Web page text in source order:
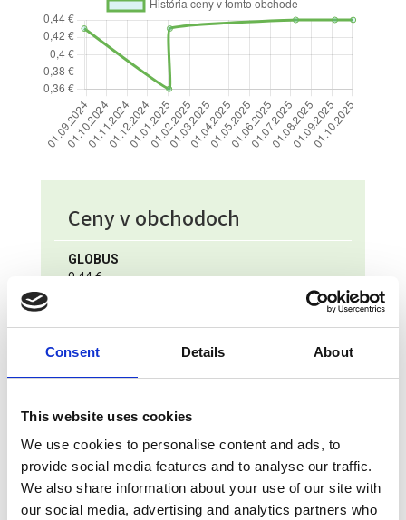
Consent Details About
This website uses cookies
We use cookies to personalise content and ads, to
provide social media features and to analyse our traffic.
We also share information about your use of our site with
our social media, advertising and analytics partners who
Ceny v obchodoch
GLOBUS
0,44 €
MOHLO BY VÁS ZAUJÍMAŤ